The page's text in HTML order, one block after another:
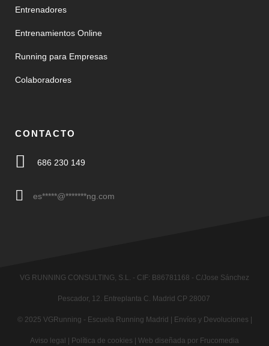
Entrenadores
Entrenamientos Online
Running para Empresas
Colaboradores
CONTACTO
686 230 149
es*****@*******ng.com
VG RUNNING CONSULTING, S.L. - CIF: B86781168 - C/Jose Sánchez
Pescador, 12. Entreplanta C. Madrid CP 28007
© 2025 VGRunning - Escuela Running Madrid | Envíos y Devoluciones |
Aviso legal | Política de cookies | Web diseñada por Frucomedia